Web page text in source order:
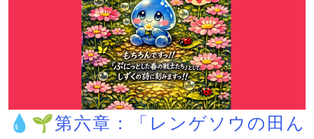
💧🌱第六章：「レンゲソウの田ん